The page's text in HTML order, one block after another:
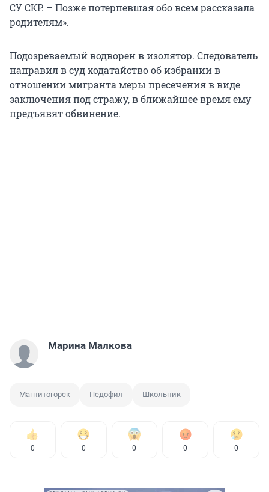
СУ СКР. – Позже потерпевшая обо всем рассказала
родителям».
Подозреваемый водворен в изолятор. Следователь
направил в суд ходатайство об избрании в
отношении мигранта меры пресечения в виде
заключения под стражу, в ближайшее время ему
предъявят обвинение.
Марина Малкова
Магнитогорск Педофил Школьник
0 0 0 0 0